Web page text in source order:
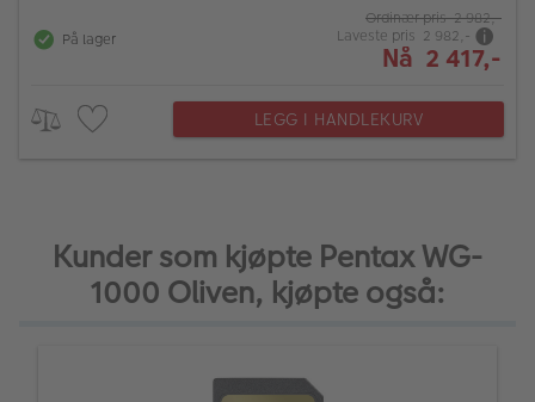
På lager
Ordinær pris 2 982,-
Laveste pris 2 982,-
Nå 2 417,-
LEGG I HANDLEKURV
Kunder som kjøpte Pentax WG-
1000 Oliven, kjøpte også: